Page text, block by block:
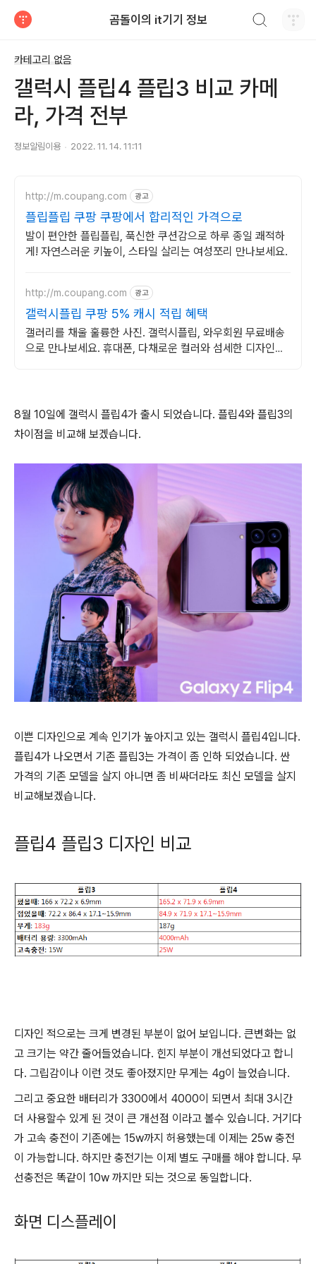
곰돌이의 it기기 정보
카테고리 없음
갤럭시 플립4 플립3 비교 카메
라, 가격 전부
정보알림이용 2022. 11. 14. 11:11
http://m.coupang.com 광고
플립플립 쿠팡 쿠팡에서 합리적인 가격으로
발이 편안한 플립플립, 푹신한 쿠션감으로 하루 종일 쾌적하
게! 자연스러운 키높이, 스타일 살리는 여성쪼리 만나보세요.
http://m.coupang.com 광고
갤럭시플립 쿠팡 5% 캐시 적립 혜택
갤러리를 채울 훌륭한 사진. 갤럭시플립, 와우회원 무료배송
으로 만나보세요. 휴대폰, 다채로운 컬러와 섬세한 디자인으
8월 10일에 갤럭시 플립4가 출시 되었습니다. 플립4와 플립3의
차이점을 비교해 보겠습니다.
이쁜 디자인으로 계속 인기가 높아지고 있는 갤럭시 플립4입니다.
플립4가 나오면서 기존 플립3는 가격이 좀 인하 되었습니다. 싼
가격의 기존 모델을 살지 아니면 좀 비싸더라도 최신 모델을 살지
비교해보겠습니다.
플립4 플립3 디자인 비교
디자인 적으로는 크게 변경된 부분이 없어 보입니다. 큰변화는 없
고 크기는 약간 줄어들었습니다. 힌지 부분이 개선되었다고 합니
다. 그립감이나 이런 것도 좋아졌지만 무게는 4g이 늘었습니다.
그리고 중요한 배터리가 3300에서 4000이 되면서 최대 3시간
더 사용할수 있게 된 것이 큰 개선점 이라고 볼수 있습니다. 거기다
가 고속 충전이 기존에는 15w까지 허용했는데 이제는 25w 충전
이 가능합니다. 하지만 충전기는 이제 별도 구매를 해야 합니다. 무
선충전은 똑같이 10w 까지만 되는 것으로 동일합니다.
화면 디스플레이